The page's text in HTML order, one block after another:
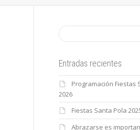
Entradas recientes
Programación Fiestas
2026
Fiestas Santa Pola
Abrazarse es